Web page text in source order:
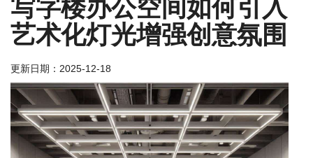
写字楼办公空间如何引入
艺术化灯光增强创意氛围
更新日期： 2025-12-18